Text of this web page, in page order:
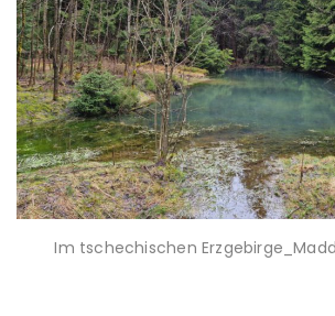
Im tschechischen